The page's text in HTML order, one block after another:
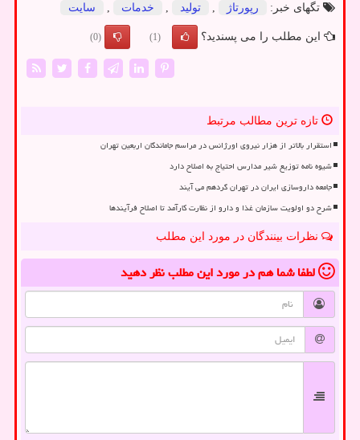
تگهای خبر:
رپورتاژ تولید خدمات سایت
این مطلب را می پسندید؟ (1)
(0)
تازه ترین مطالب مرتبط
استقرار بالاتر از هزار نیروی اورژانس در مراسم جاماندگان اربعین تهران
شیوه نامه توزیع شیر مدارس احتیاج به اصلاح دارد
جامعه داروسازی ایران در تهران گردهم می آیند
شرح دو اولویت سازمان غذا و دارو از نظارت کارآمد تا اصلاح فرآیندها
نظرات بینندگان در مورد این مطلب
لطفا شما همدر مورد این مطلبنظر دهید